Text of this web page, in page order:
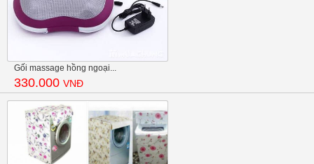
Gối massage hồng ngoại...
330.000 VNĐ